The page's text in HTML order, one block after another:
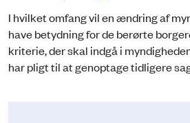
I hvilket omfang vil en ændring af
have betydning for de berørte
kriterie, der skal indgå i
har pligt til at genoptage tidligere